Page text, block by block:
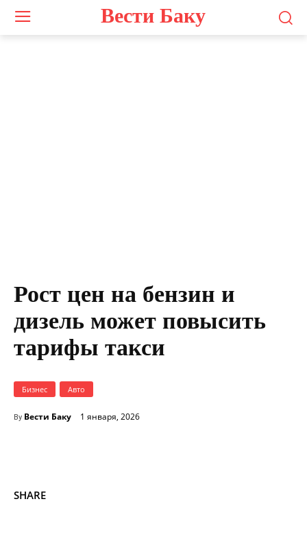
Вести Баку
Рост цен на бензин и
дизель может повысить
тарифы такси
Бизнес Авто
By Вести Баку 1 января, 2026
SHARE